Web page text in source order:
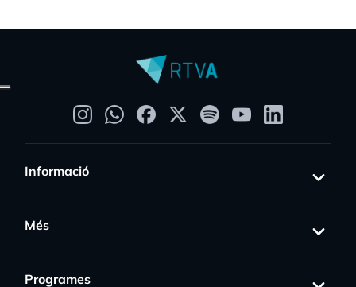
Informació
Més
Programes